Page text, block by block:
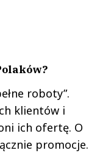
roboty”.
klientów i
ich ofertę. O
promocje.